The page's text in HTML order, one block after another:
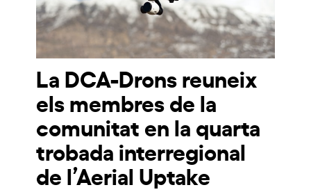
La DCA-Drons reuneix
els membres de la
comunitat en la quarta
trobada interregional
de l’Aerial Uptake